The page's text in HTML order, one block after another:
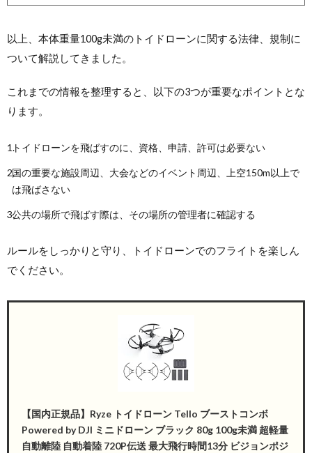
以上、本体重量100g未満のトイドローンに関する法律、規制に
ついて解説してきました。
これまでの情報を整理すると、以下の3つが重要なポイントとな
ります。
トイドローンを飛ばすのに、資格、申請、許可は必要ない
国の重要な施設周辺、大会などのイベント周辺、上空150m以上で
は飛ばさない
公共の場所で飛ばす際は、その場所の管理者に確認する
ルールをしっかりと守り、トイドローンでのフライトを楽しん
でください。
【国内正規品】Ryze トイドローン Tello ブーストコンボ
Powered by DJI ミニドローン ブラック 80g 100g未満 超軽量
自動離陸 自動着陸 720P伝送 最大飛行時間13分 ビジョンポジ